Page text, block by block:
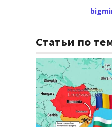
Статьи по